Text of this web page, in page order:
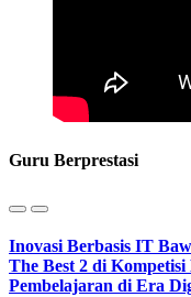
Guru Berprestasi
Inovasi Berbasis IT
The Best 2 di
Pembelajaran di Era